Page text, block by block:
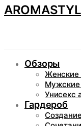
Обзоры
Женские
Мужские
Унисекс
Гардероб